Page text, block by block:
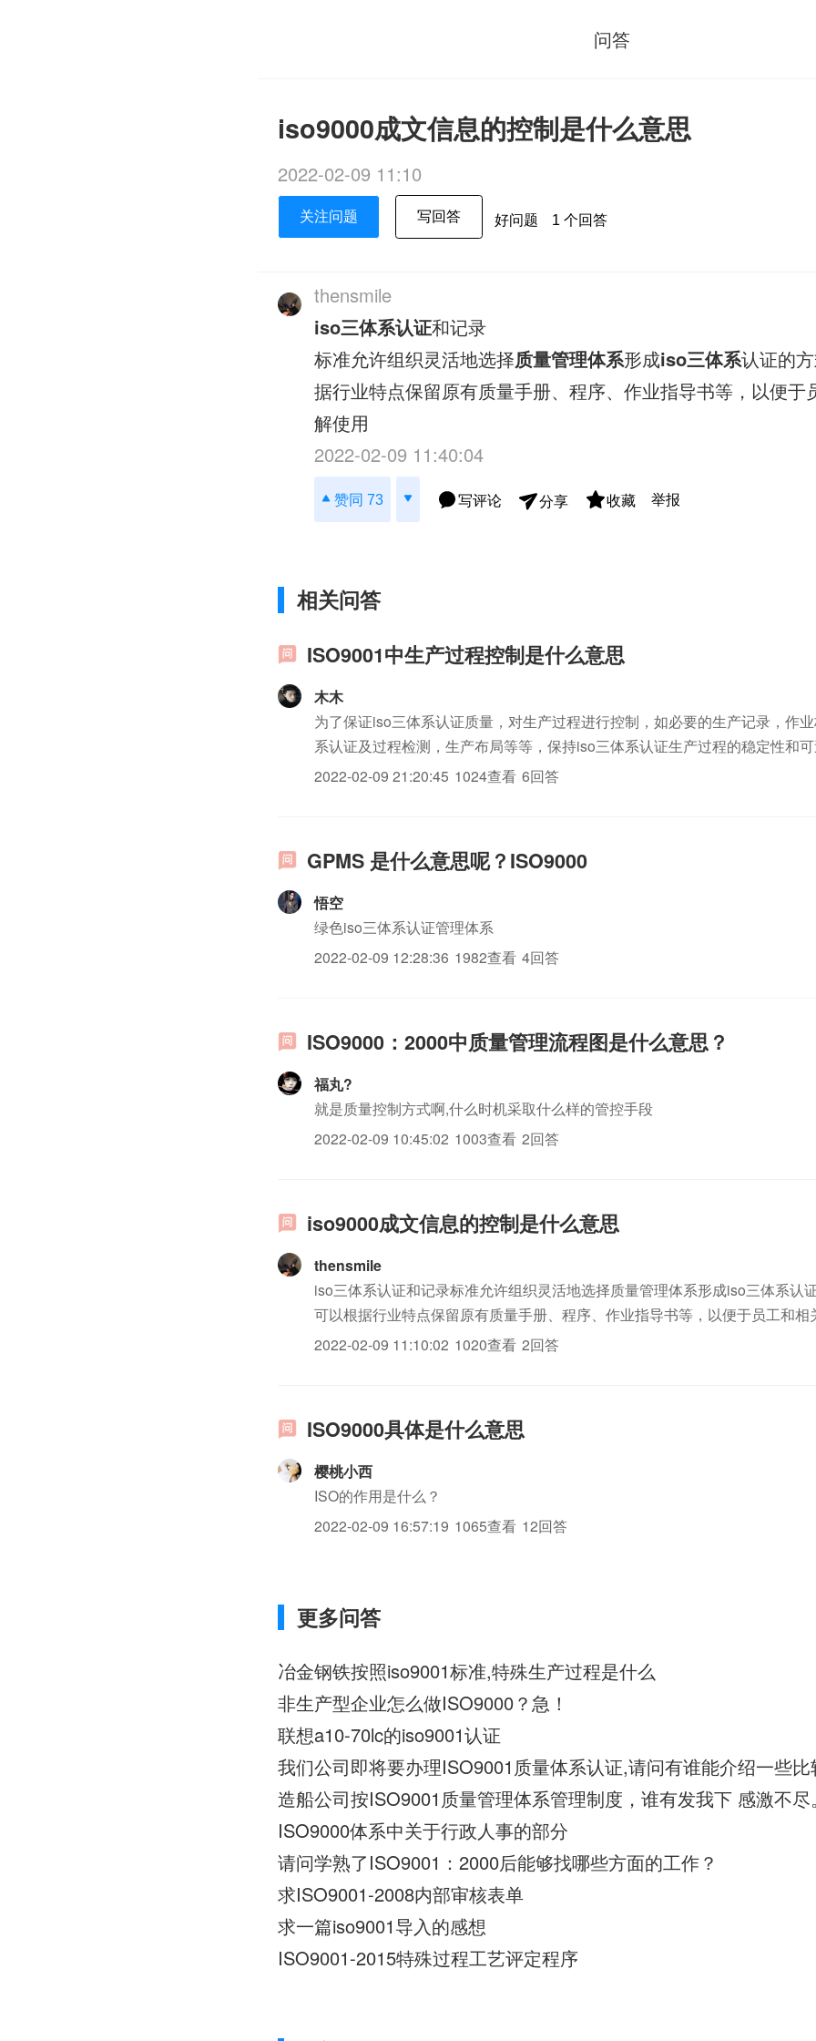
问答
iso9000成文信息的控制是什么意思
2022-02-09 11:10
关注问题 写回答 好问题 1 个回答
thensmile
iso三体系认证和记录
标准允许组织灵活地选择质量管理体系形成iso三体系认证的
据行业特点保留原有质量手册、程序、作业指导书等，以便于
解使用
2022-02-09 11:40:04
赞同 73 写评论 分享 收藏 举报
相关问答
ISO9001中生产过程控制是什么意思
木木
为了保证iso三体系认证质量，对生产过程进行控制，如必要的生产记录，作
系认证及过程检测，生产布局等等，保持iso三体系认证生产过程的稳定性和可
2022-02-09 21:20:45 1024查看 6回答
GPMS 是什么意思呢？ISO9000
悟空
绿色iso三体系认证管理体系
2022-02-09 12:28:36 1982查看 4回答
ISO9000：2000中质量管理流程图是什么意思？
福丸?
就是质量控制方式啊,什么时机采取什么样的管控手段
2022-02-09 10:45:02 1003查看 2回答
iso9000成文信息的控制是什么意思
thensmile
iso三体系认证和记录标准允许组织灵活地选择质量管理体系形成iso三体系认
可以根据行业特点保留原有质量手册、程序、作业指导书等，以便于员工和相
2022-02-09 11:10:02 1020查看 2回答
ISO9000具体是什么意思
樱桃小西
ISO的作用是什么？
2022-02-09 16:57:19 1065查看 12回答
更多问答
冶金钢铁按照iso9001标准,特殊生产过程是什么
非生产型企业怎么做ISO9000？急！
联想a10-70lc的iso9001认证
造船公司按ISO9001质量管理体系管理制度，谁有发我下 感激不尽
ISO9000体系中关于行政人事的部分
请问学熟了ISO9001：2000后能够找哪些方面的工作？
求ISO9001-2008内部审核表单
求一篇iso9001导入的感想
ISO9001-2015特殊过程工艺评定程序